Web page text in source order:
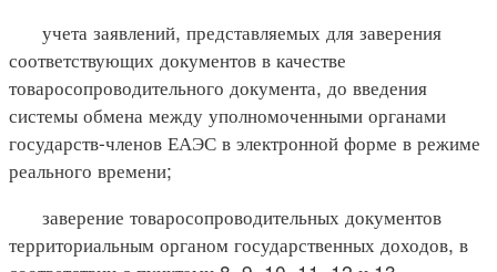
учета заявлений, представляемых для заверения
соответствующих документов в качестве
товаросопроводительного документа, до введения
системы обмена между уполномоченными органами
государств-членов ЕАЭС в электронной форме в режиме
реального времени;
заверение товаросопроводительных документов
территориальным органом государственных доходов, в